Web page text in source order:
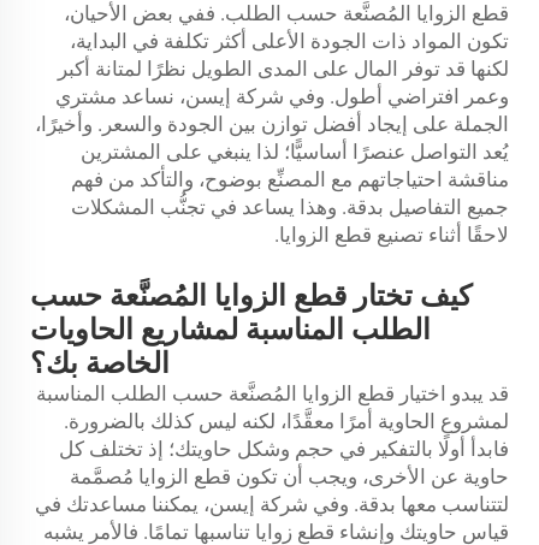
قطع الزوايا المُصنَّعة حسب الطلب. ففي بعض الأحيان،
تكون المواد ذات الجودة الأعلى أكثر تكلفة في البداية،
لكنها قد توفر المال على المدى الطويل نظرًا لمتانة أكبر
وعمر افتراضي أطول. وفي شركة إيسن، نساعد مشتري
الجملة على إيجاد أفضل توازن بين الجودة والسعر. وأخيرًا،
يُعد التواصل عنصرًا أساسيًّا؛ لذا ينبغي على المشترين
مناقشة احتياجاتهم مع المصنِّع بوضوح، والتأكد من فهم
جميع التفاصيل بدقة. وهذا يساعد في تجنُّب المشكلات
لاحقًا أثناء تصنيع قطع الزوايا.
كيف تختار قطع الزوايا المُصنَّعة حسب
الطلب المناسبة لمشاريع الحاويات
الخاصة بك؟
قد يبدو اختيار قطع الزوايا المُصنَّعة حسب الطلب المناسبة
لمشروع الحاوية أمرًا معقَّدًا، لكنه ليس كذلك بالضرورة.
فابدأ أولًا بالتفكير في حجم وشكل حاويتك؛ إذ تختلف كل
حاوية عن الأخرى، ويجب أن تكون قطع الزوايا مُصمَّمة
لتتناسب معها بدقة. وفي شركة إيسن، يمكننا مساعدتك في
قياس حاويتك وإنشاء قطع زوايا تناسبها تمامًا. فالأمر يشبه